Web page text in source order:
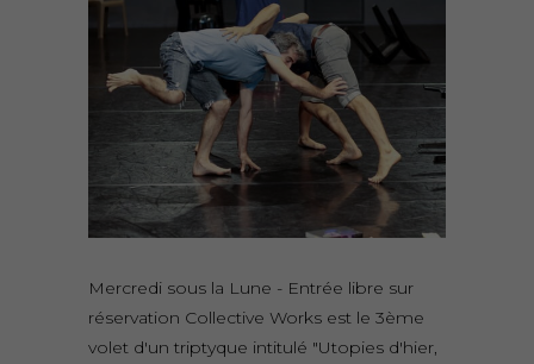
Mercredi sous la Lune - Entrée libre sur
réservation Collective Works est le 3ème
volet d'un triptyque intitulé "Utopies d'hier,